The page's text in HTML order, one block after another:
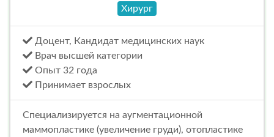
Хирург
Доцент, Кандидат медицинских наук
Врач высшей категории
Опыт 32 года
Принимает взрослых
Специализируется на аугментационной
маммопластике (увеличение груди), отопластике